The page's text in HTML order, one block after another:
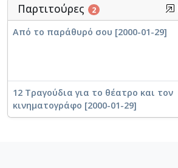
Παρτιτούρες 2
Από το παράθυρό σου [2000-01-29]
12 Τραγούδια για το θέατρο και τον
κινηματογράφο [2000-01-29]